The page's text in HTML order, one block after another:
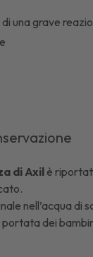
una grave
diAxil è
nell’acqua di
dei